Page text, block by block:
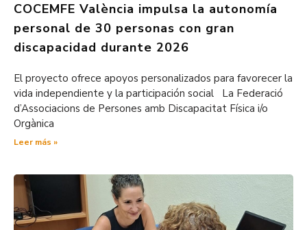
COCEMFE València impulsa la autonomía
personal de 30 personas con gran
discapacidad durante 2026
El proyecto ofrece apoyos personalizados para favorecer la
vida independiente y la participación social La Federació
d’Associacions de Persones amb Discapacitat Física i/o
Orgànica
Leer más »